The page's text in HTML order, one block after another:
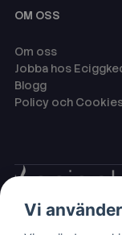
OM OSS
Om oss
Jobba hos
Blogg
Policy och
Vi